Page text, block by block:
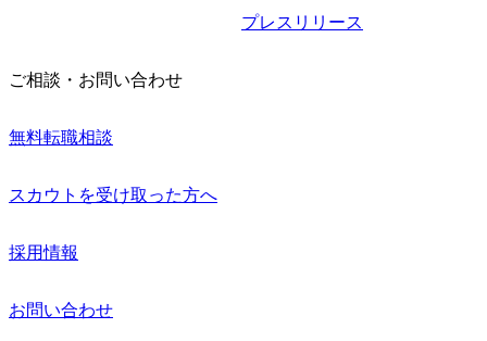
プレスリリース
ご相談・お問い合わせ
無料転職相談
スカウトを受け取った方へ
採用情報
お問い合わせ